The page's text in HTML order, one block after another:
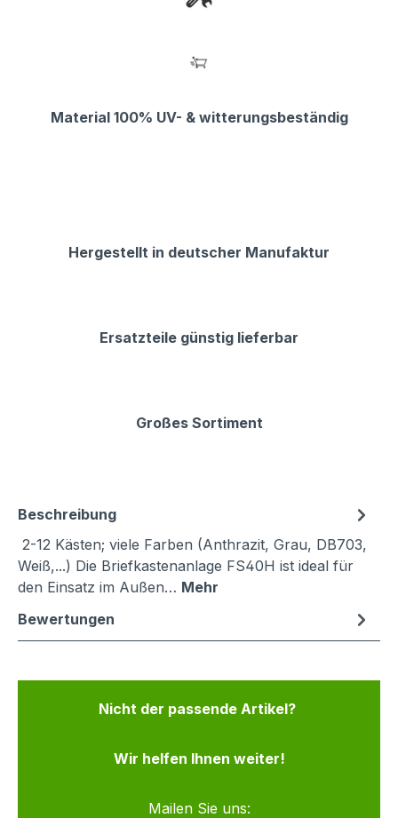
Material 100% UV- & witterungsbeständig
Hergestellt in deutscher Manufaktur
Ersatzteile günstig lieferbar
Großes Sortiment
Beschreibung
2-12 Kästen; viele Farben (Anthrazit, Grau, DB703,
Weiß,...) Die Briefkastenanlage FS40H ist ideal für
den Einsatz im Außen… Mehr
Bewertungen
Nicht der passende Artikel?
Wir helfen Ihnen weiter!
Mailen Sie uns: